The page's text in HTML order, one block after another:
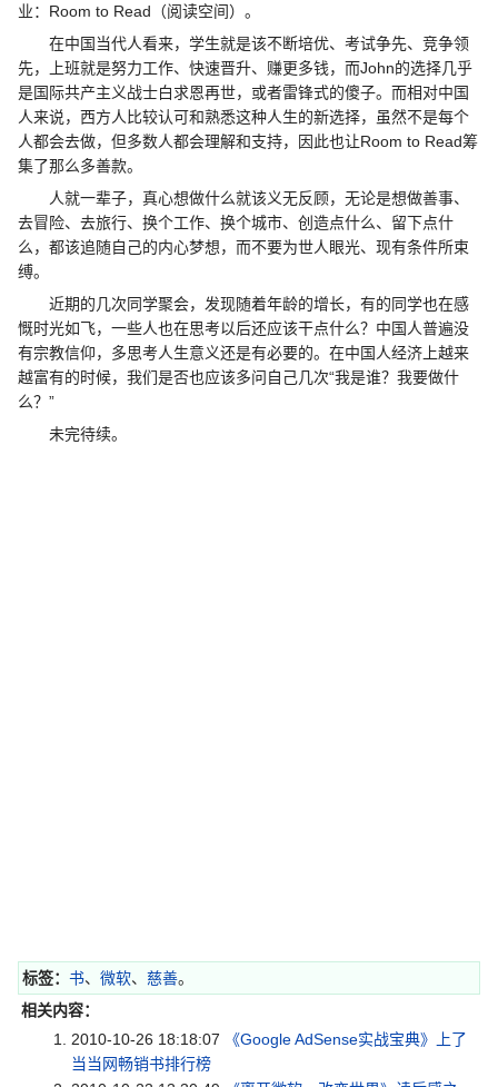
业：Room to Read（阅读空间）。
在中国当代人看来，学生就是该不断培优、考试争先、竞争领
先，上班就是努力工作、快速晋升、赚更多钱，而John的选择几乎
是国际共产主义战士白求恩再世，或者雷锋式的傻子。而相对中国
人来说，西方人比较认可和熟悉这种人生的新选择，虽然不是每个
人都会去做，但多数人都会理解和支持，因此也让Room to Read筹
集了那么多善款。
人就一辈子，真心想做什么就该义无反顾，无论是想做善事、
去冒险、去旅行、换个工作、换个城市、创造点什么、留下点什
么，都该追随自己的内心梦想，而不要为世人眼光、现有条件所束
缚。
近期的几次同学聚会，发现随着年龄的增长，有的同学也在感
慨时光如飞，一些人也在思考以后还应该干点什么？中国人普遍没
有宗教信仰，多思考人生意义还是有必要的。在中国人经济上越来
越富有的时候，我们是否也应该多问自己几次“我是谁？我要做什
么？”
未完待续。
标签： 书、 微软、 慈善。
相关内容：
2010-10-26 18:18:07
《Google AdSense实战宝典》上了
当当网畅销书排行榜